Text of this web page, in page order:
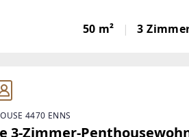
Vorlagepflicht, sowie
noch nicht vorgelegt. Daher
50 m² 3
4470 ENNS
3-Zimmer-